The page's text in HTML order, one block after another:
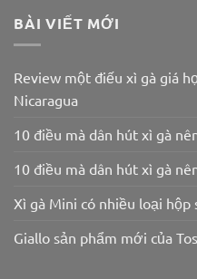
BÀI VIẾT MỚI
Review một điếu xì gà giá
Nicaragua
10 điều mà dân hút xì gà
10 điều mà dân hút xì gà
Xì gà Mini có nhiều loại
Giallo sản phẩm mới của